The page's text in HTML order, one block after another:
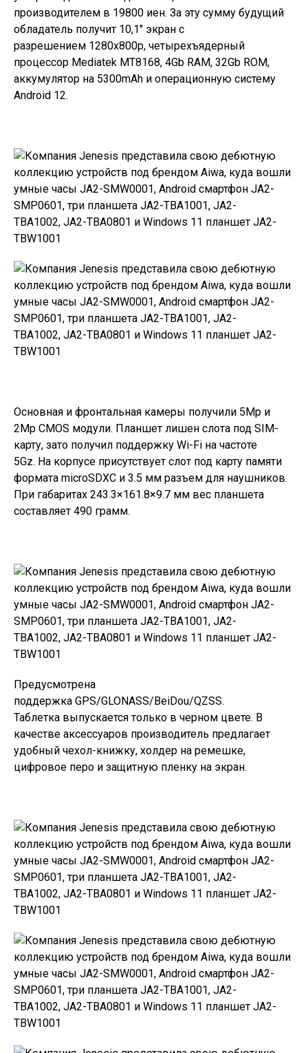
производителем в 19800 иен. За эту сумму будущий
обладатель получит 10,1″ экран с
разрешением 1280x800p, четырехъядерный
процессор Mediatek MT8168, 4Gb RAM, 32Gb ROM,
аккумулятор на 5300mAh и операционную систему
Android 12.
Основная и фронтальная камеры получили 5Mp и
2Mp CMOS модули. Планшет лишен слота под SIM-
карту, зато получил поддержку Wi-Fi на частоте
5Gz. На корпусе присутствует слот под карту памяти
формата microSDXC и 3.5 мм разъем для наушников.
При габаритах 243.3×161.8×9.7 мм вес планшета
составляет 490 грамм.
Предусмотрена
поддержка GPS/GLONASS/BeiDou/QZSS.
Таблетка выпускается только в черном цвете. В
качестве аксессуаров производитель предлагает
удобный чехол-книжку, холдер на ремешке,
цифровое перо и защитную пленку на экран.